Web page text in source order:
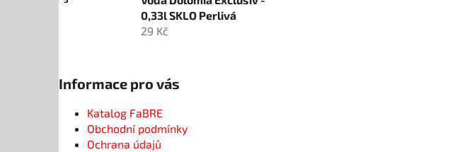
0,33l SKLO Perlivá
29 Kč
Informace pro vás
Katalog FaBRE
Obchodní podmínky
Ochrana údajů